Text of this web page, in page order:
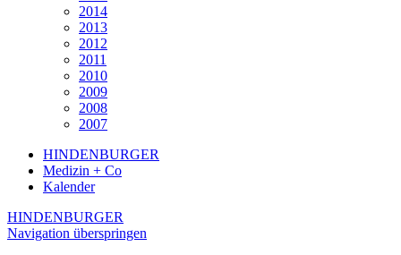
2014
2013
2012
2011
2010
2009
2008
2007
HINDENBURGER
Medizin + Co
Kalender
HINDENBURGER
Navigation überspringen